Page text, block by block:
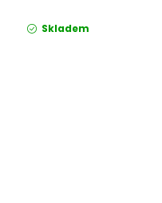
Skladem